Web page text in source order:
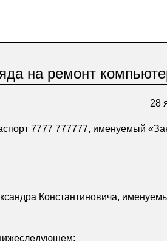
на ремонт
28
7777 777777, именуемый
Константиновича,